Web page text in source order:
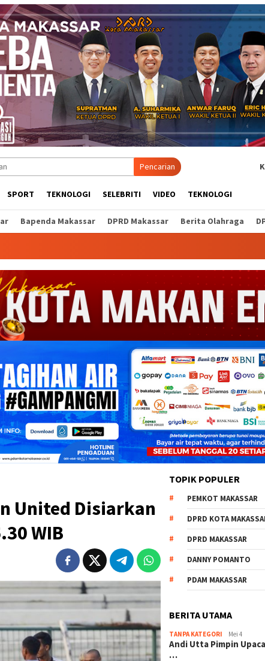
Pencarian
SPORT TEKNOLOGI SELEBRITI VIDEO TEKNOLOGI
Bapenda Makassar DPRD Makassar Berita Olahraga
United Disiarkan
WIB
TOPIK POPULER
PEMKOT MAKASSAR
DPRD KOTA
DPRD MAKASSAR
DANNY POMANTO
PDAM MAKASSAR
BERITA UTAMA
TANPA KATEGORI Mei 4
Andi Utta Pimpin
…